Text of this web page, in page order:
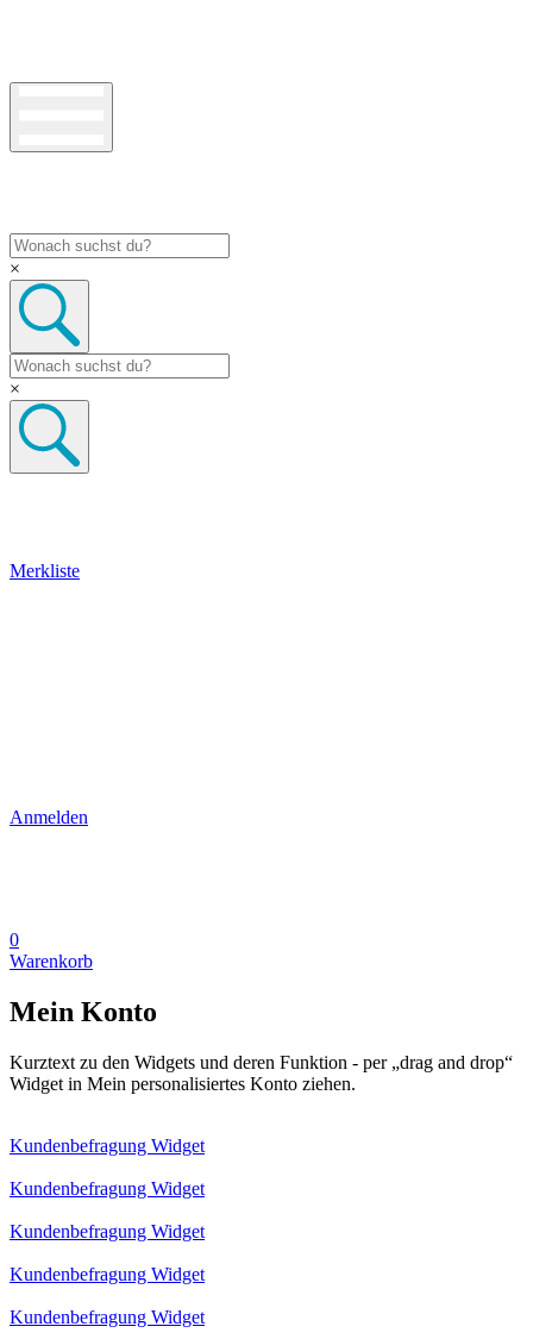
×
×
Merkliste
Anmelden
0
Warenkorb
Mein Konto
Kurztext zu den Widgets und deren Funktion - per „drag and drop“
Widget in Mein personalisiertes Konto ziehen.
Kundenbefragung Widget
Kundenbefragung Widget
Kundenbefragung Widget
Kundenbefragung Widget
Kundenbefragung Widget